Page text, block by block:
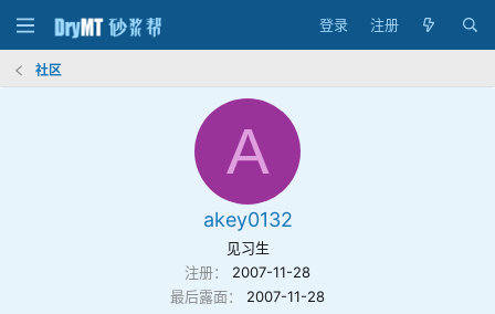
登录 注册
社区
A
akey0132
见习生
注册
2007-11-28
最后露面
2007-11-28